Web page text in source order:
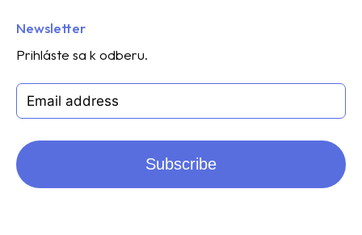
Newsletter
Prihláste sa k odberu.
Subscribe